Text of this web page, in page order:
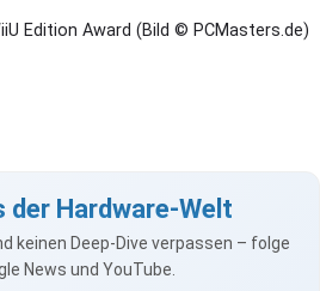
Edition Award (Bild © PCMasters.de)
der Hardware-Welt
keinen Deep-Dive verpassen – folge
News und YouTube.